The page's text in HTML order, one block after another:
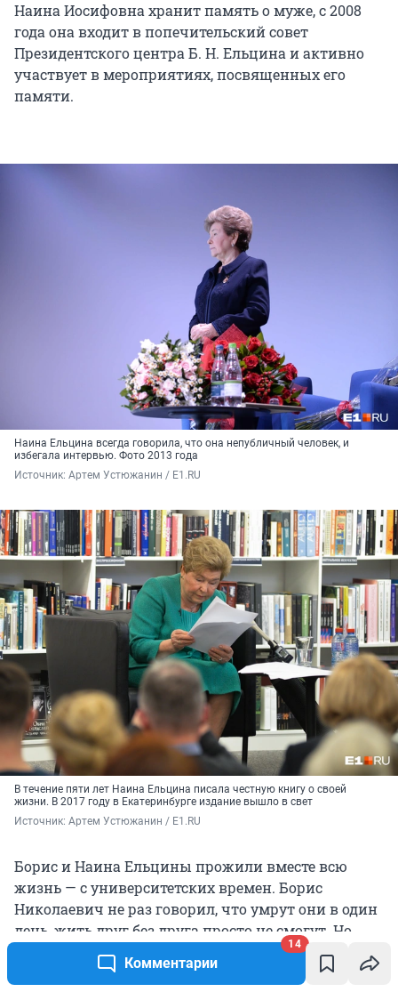
Комментарии
14
Наина Иосифовна хранит память о муже, с 2008
года она входит в попечительский совет
Президентского центра Б. Н. Ельцина и активно
участвует в мероприятиях, посвященных его
памяти.
Наина Ельцина всегда говорила, что она непубличный человек, и
избегала интервью. Фото 2013 года
Источник: Артем Устюжанин / E1.RU
В течение пяти лет Наина Ельцина писала честную книгу о своей
жизни. В 2017 году в Екатеринбурге издание вышло в свет
Источник: Артем Устюжанин / E1.RU
Борис и Наина Ельцины прожили вместе всю
жизнь — с университетских времен. Борис
Николаевич не раз говорил, что умрут они в один
день, жить друг без друга просто не смогут. Но
судьба распорядилась по-другому — муж ушел из
жизни раньше, а Наине Иосифовне сейчас